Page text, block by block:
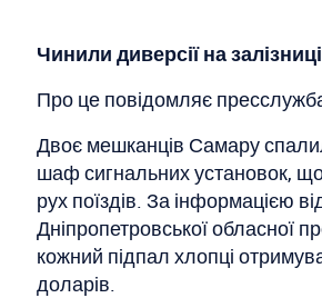
Чинили диверсії на залізниці
Про це повідомляє
Двоє мешканців Самару
шаф сигнальних установок,
рух поїздів. За інформацією
Дніпропетровської обласної
кожний підпал хлопці
доларів.